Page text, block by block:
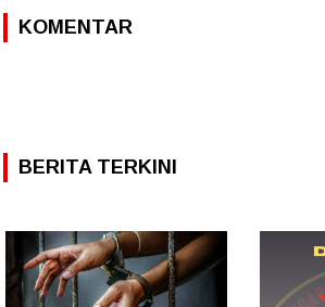
KOMENTAR
BERITA TERKINI